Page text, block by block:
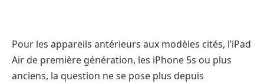
Pour les appareils antérieurs aux modèles cités, l’iPad
Air de première génération, les iPhone 5s ou plus
anciens, la question ne se pose plus depuis